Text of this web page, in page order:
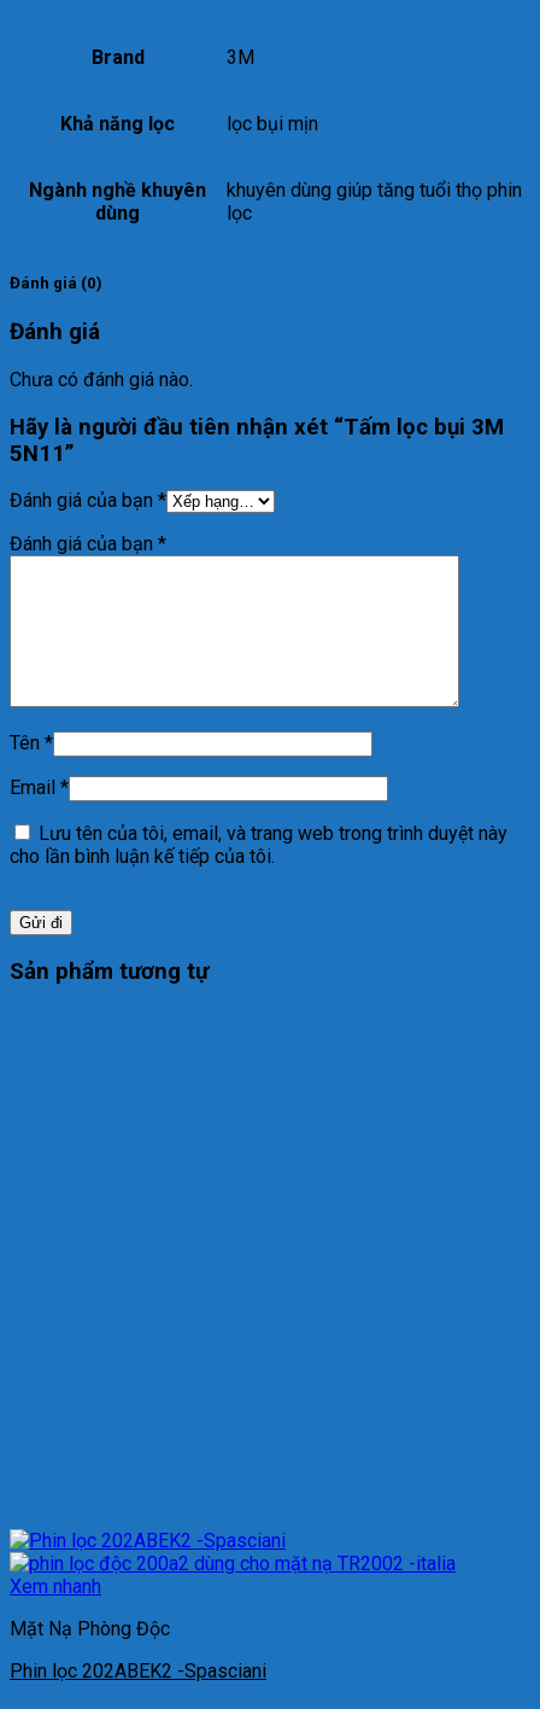
Brand 3M
Khả năng lọc lọc bụi mịn
Ngành nghề khuyên
dùng
khuyên dùng giúp tăng tuổi thọ phin
lọc
Đánh giá (0)
Đánh giá
Chưa có đánh giá nào.
Hãy là người đầu tiên nhận xét “Tấm lọc bụi 3M
5N11”
Đánh giá của bạn *
Đánh giá của bạn *
Tên *
Email *
Lưu tên của tôi, email, và trang web trong trình duyệt này
cho lần bình luận kế tiếp của tôi.
Sản phẩm tương tự
Xem nhanh
Mặt Nạ Phòng Độc
Phin lọc 202ABEK2 -Spasciani